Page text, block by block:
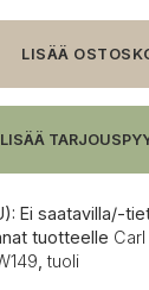
LISÄÄ
LISÄÄ
Ei saatavilla/-
tuotteelle
,tuoli